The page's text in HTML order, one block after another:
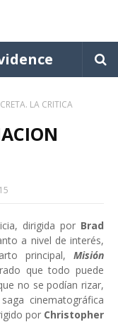
LA CRITICA
dirigida por Brad
a nivel de interés,
principal, Misión
que todo puede
no se podían rizar,
cinematográfica
por Christopher